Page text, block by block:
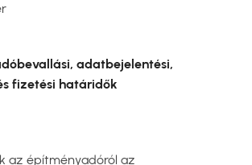
adatbejelentési,
fizetési határidők
az építményadóról az